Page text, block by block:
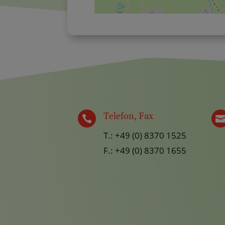

Telefon, Fax
T.: +49 (0) 8370 1525
F.: +49 (0) 8370 1655